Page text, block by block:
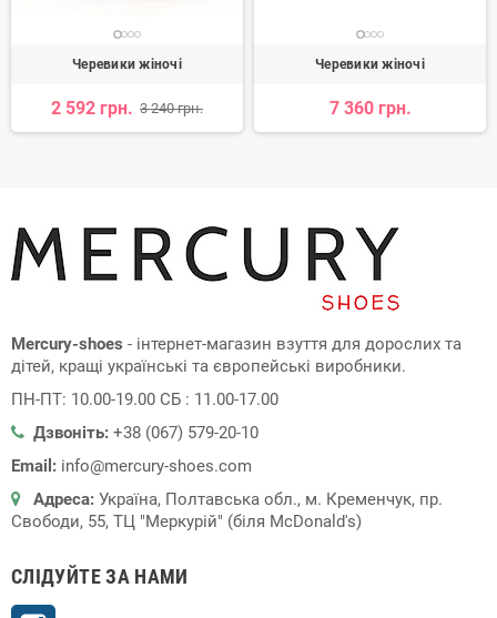
Черевики жіночі
2 592 грн. 3 240 грн.
Черевики жіночі
7 360 грн.
Mercury-shoes - інтернет-магазин взуття для дорослих та
дітей, кращі українські та європейські виробники.
ПН-ПТ: 10.00-19.00 СБ : 11.00-17.00
Дзвоніть: +38 (067) 579-20-10
Email: info@mercury-shoes.com
Адреса: Україна, Полтавська обл., м. Кременчук, пр.
Свободи, 55, ТЦ "Меркурій" (біля McDonald's)
СЛІДУЙТЕ ЗА НАМИ